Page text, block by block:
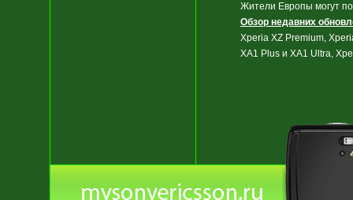
Жители Европы могут
Обзор недавних
Xperia XZ Premium,
XA1 Plus и XA1 Ultra,